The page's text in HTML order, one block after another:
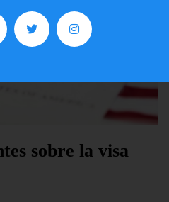
sobre la visa